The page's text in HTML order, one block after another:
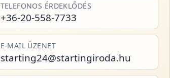
TELEFONOS ÉRDEKLŐDÉS
+36-20-558-7733
E-MAIL ÜZENET
starting24@startingiroda.hu